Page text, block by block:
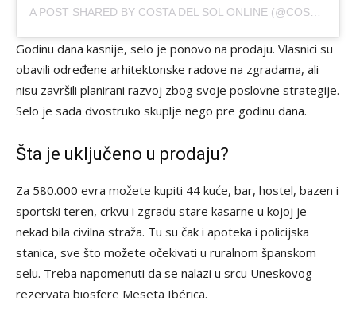
Godinu dana kasnije, selo je ponovo na prodaju. Vlasnici su
obavili određene arhitektonske radove na zgradama, ali
nisu završili planirani razvoj zbog svoje poslovne strategije.
Selo je sada dvostruko skuplje nego pre godinu dana.
Šta je uključeno u prodaju?
Za 580.000 evra možete kupiti 44 kuće, bar, hostel, bazen i
sportski teren, crkvu i zgradu stare kasarne u kojoj je
nekad bila civilna straža. Tu su čak i apoteka i policijska
stanica, sve što možete očekivati ​​u ruralnom španskom
selu. Treba napomenuti da se nalazi u srcu Uneskovog
rezervata biosfere Meseta Ibérica.